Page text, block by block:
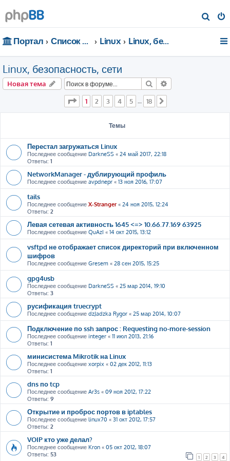
о
Портал Список форумов Linux Linux, безопасность, сети
Linux, безопасность, сети
Новая тема Поиск
Страница из 18
1 2 3 4 5 … 18
Темы
Перестал загружаться Linux
Последнее сообщение DarkneSS « 24 май 2017, 22:18
Ответы: 1
NetworkManager - дублирующий профиль
Последнее сообщение avpdnepr « 13 ноя 2016, 17:07
tails
Последнее сообщение X-Stranger« 24 ноя 2015, 12:24
Ответы: 2
Левая сетевая активность 1645 <=> 10.66.77.169 63925
Последнее сообщение QuAzI « 14 окт 2015, 13:12
vsftpd не отображает список директорий при включенном
шифров
Последнее сообщение Gresem « 28 сен 2015, 15:25
gpg4usb
Последнее сообщение DarkneSS « 25 мар 2014, 19:10
Ответы: 3
русификация truecrypt
Последнее сообщение dzJadzka Rygor « 25 мар 2014, 10:07
Подключение по ssh запрос : Requesting no-more-session
Последнее сообщение integer « 11 июл 2013, 21:16
Ответы: 1
минисистема Mikrotik на Linux
Последнее сообщение xorpix « 02 дек 2012, 11:13
Ответы: 1
dns по tcp
Последнее сообщение Ar3s « 09 ноя 2012, 17:22
Ответы: 9
Открытие и проброс портов в iptables
Последнее сообщение linux70 « 31 окт 2012, 17:57
Ответы: 2
VOIP кто уже делал?
Последнее сообщение Kron « 05 окт 2012, 18:07
Ответы: 53 1 2 3 4